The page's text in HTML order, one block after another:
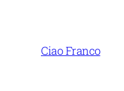
Ciao Franco